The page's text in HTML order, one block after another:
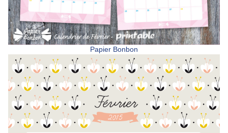
Papier Bonbon